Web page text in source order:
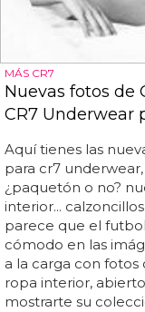
MÁS CR7
Nuevas fotos de
CR7 Underwear
Aquí tienes las
para cr7
¿paquetón o no?
interior...
parece que el
cómodo en las
a la carga con fotos
ropa interior,
mostrarte su